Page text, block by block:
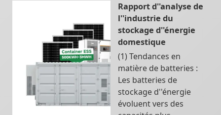
Rapport d''analyse de
l''industrie du
stockage d''énergie
domestique
(1) Tendances en
matière de batteries :
Les batteries de
stockage d''énergie
évoluent vers des